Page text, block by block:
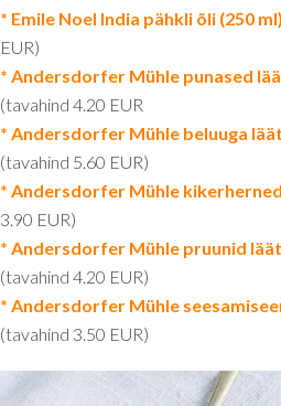
* Emile Noel India pähkli õli (250 ml)
EUR)
* Andersdorfer Mühle punased
(tavahind 4.20 EUR
* Andersdorfer Mühle beluuga
(tavahind 5.60 EUR)
* Andersdorfer Mühle kikerherned
3.90 EUR)
* Andersdorfer Mühle pruunid
(tavahind 4.20 EUR)
* Andersdorfer Mühle
(tavahind 3.50 EUR)